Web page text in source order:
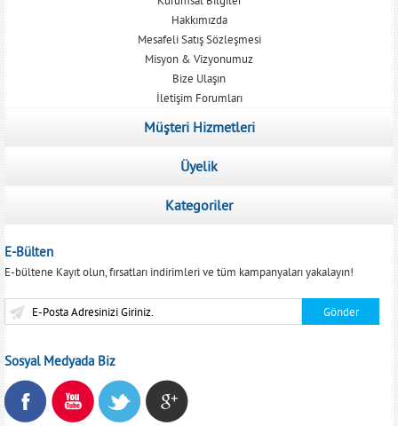
Hakkımızda
Mesafeli Satış Sözleşmesi
Misyon & Vizyonumuz
Bize Ulaşın
İletişim Forumları
Müşteri Hizmetleri
Üyelik
Kategoriler
E-Bülten
E-bültene Kayıt olun, fırsatları indirimleri ve tüm kampanyaları yakalayın!
Sosyal Medyada Biz